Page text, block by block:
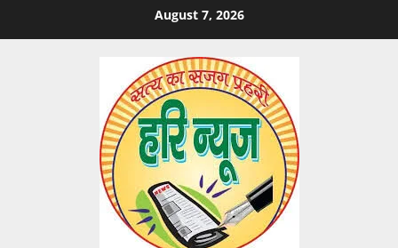
August 7, 2026